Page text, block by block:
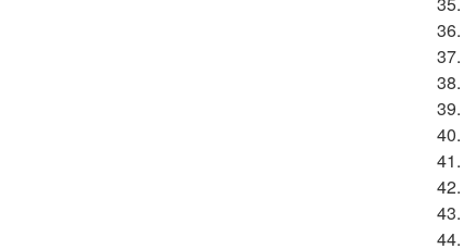
36.
37.
38.
39.
40.
41.
42.
43.
44.